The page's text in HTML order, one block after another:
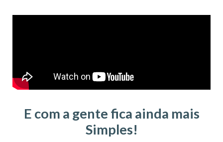
E com a gente fica ainda mais
Simples!